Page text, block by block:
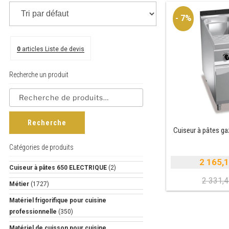
- 7%
Cuiseur à pâtes
2
2
0 articles Liste de devis
Recherche un produit
Recherche
Catégories de produits
Cuiseur à pâtes 650 ELECTRIQUE (2)
Métier (1727)
Matériel frigorifique pour cuisine
professionnelle (350)